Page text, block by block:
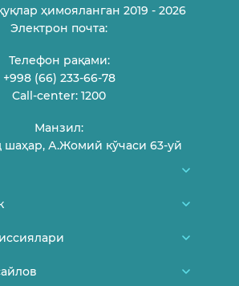
ҳимояланган 2019 - 2026
Электрон почта:
Телефон рақами:
+998 (66) 233-66-78
Call-center: 1200
Манзил:
шаҳар, А.Жомий кўчаси 63-уй
Конституцияси
сайлов комиссиялари